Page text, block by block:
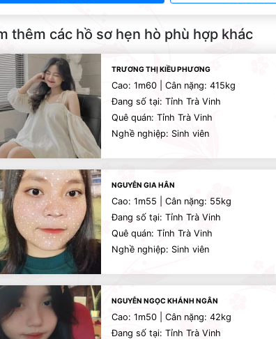
thêm các hồ sơ hẹn hò phù hợp khác
TRƯƠNG THỊ KIỀU PHƯƠNG
Cao: 1m60 | Cân nặng: 415kg
Đang số tại: Tỉnh Trà Vinh
Quê quán: Tỉnh Trà Vinh
Nghề nghiệp: Sinh viên
NGUYỄN GIA HÂN
Cao: 1m55 | Cân nặng: 55kg
Đang số tại: Tỉnh Trà Vinh
Quê quán: Tỉnh Trà Vinh
Nghề nghiệp: Sinh viên
NGUYỄN NGỌC KHÁNH NGÂN
Cao: 1m50 | Cân nặng: 42kg
Đang số tại: Tỉnh Trà Vinh